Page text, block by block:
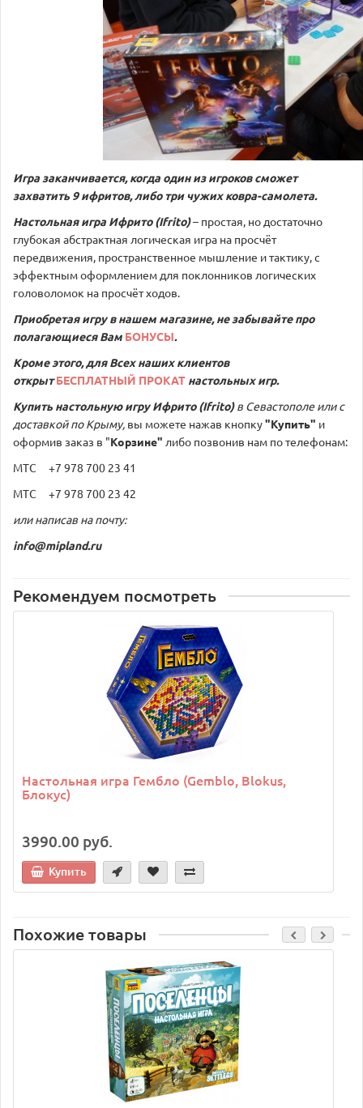
Игра заканчивается, когда один из игроков сможет
захватить 9 ифритов, либо три чужих ковра-самолета.
Настольная игра Ифрито (Ifrito)– простая, но достаточно
глубокая абстрактная логическая игра на просчёт
передвижения, пространственное мышление и тактику, с
эффектным оформлением для поклонников логических
головоломок на просчёт ходов.
Приобретая игру в нашем магазине, не забывайте про
полагающиеся Вам БОНУСЫ.
Кроме этого, для Всех наших клиентов
открыт БЕСПЛАТНЫЙ ПРОКАТ настольных игр.
Купить настольную игру Ифрито (Ifrito) в Севастополе или с
доставкой по Крыму, вы можете нажав кнопку"Купить" и
оформив заказ в "Корзине" либо позвонив нам по телефонам:
МТС +7 978 700 23 41
МТС +7 978 700 23 42
или написав на почту:
info@mipland.ru
Рекомендуем посмотреть
Настольная игра Гембло (Gemblo, Blokus,
Блокус)
3990.00 руб.
Купить
Похожие товары